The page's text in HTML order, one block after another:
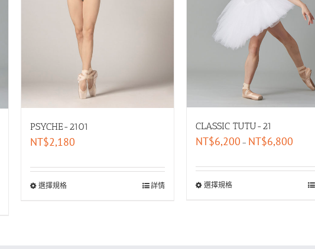
PSYCHE-2101
NT$2,180
選擇規格 詳情
CLASSIC TUTU-21
NT$6,200 – NT$6,800
選擇規格